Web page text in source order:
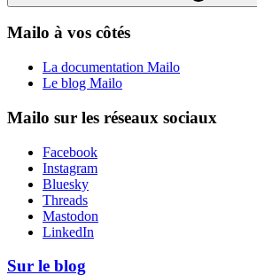
Mailo à vos côtés
La documentation Mailo
Le blog Mailo
Mailo sur les réseaux sociaux
Facebook
Instagram
Bluesky
Threads
Mastodon
LinkedIn
Sur le blog